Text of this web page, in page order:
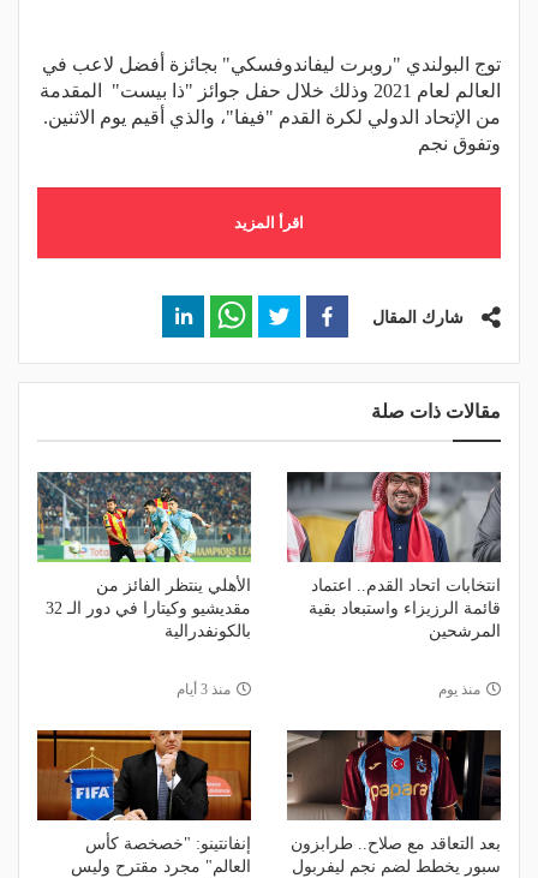
توج البولندي "روبرت ليفاندوفسكي" بجائزة أفضل لاعب في
العالم لعام 2021 وذلك خلال حفل جوائز "ذا بيست" المقدمة
من الإتحاد الدولي لكرة القدم "فيفا"، والذي أقيم يوم الاثنين.
وتفوق نجم
اقرأ المزيد
شارك المقال
مقالات ذات صلة
انتخابات اتحاد القدم.. اعتماد
قائمة الرزيزاء واستبعاد بقية
المرشحين
منذ يوم
الأهلي ينتظر الفائز من
مقديشيو وكيتارا في دور الـ 32
بالكونفدرالية
منذ 3 أيام
بعد التعاقد مع صلاح.. طرابزون
سبور يخطط لضم نجم ليفربول
إنفانتينو: "خصخصة كأس
العالم" مجرد مقترح وليس